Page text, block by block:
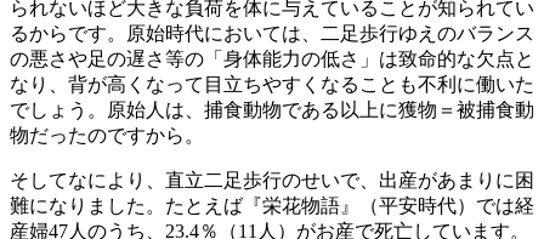
られないほど大きな負荷を体に与えていることが知られてい
るからです。原始時代においては、二足歩行ゆえのバランス
の悪さや足の遅さ等の「身体能力の低さ」は致命的な欠点と
なり、背が高くなって目立ちやすくなることも不利に働いた
でしょう。原始人は、捕食動物である以上に獲物＝被捕食動
物だったのですから。
そしてなにより、直立二足歩行のせいで、出産があまりに困
難になりました。たとえば『栄花物語』（平安時代）では経
産婦47人のうち、23.4％（11人）がお産で死亡しています。